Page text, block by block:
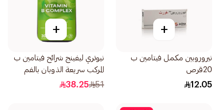
+
نيروروبين مكمل فيتامين ب
20قرص
12.05
+
نيوتري ليفينج شرائح فيتامين ب
المركب سريعة الذوبان بالفم
30قطعة
51
38.25